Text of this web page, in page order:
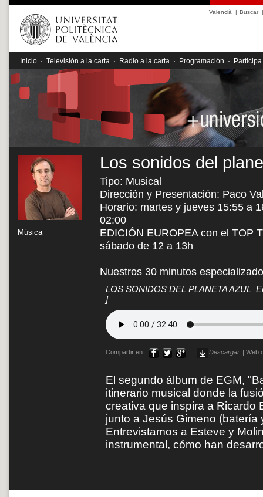
Valencià | Buscar|
Inicio · Televisión a la carta · Radio a la carta · Programación · Participa
Música
Los sonidos del
Tipo: Musical
Dirección y Presentación: Paco
Horario: martes y jueves 15:55 a
02:00
EDICIÓN EUROPEA con el TOP
sábado de 12 a 13h
Nuestros 30 minutos
LOS SONIDOS DEL PLANETA
]
Compartir en Descargar Web
El segundo álbum de EGM,
itinerario musical donde la
creativa que inspira a Ricardo
junto a Jesús Gimeno
Entrevistamos a Esteve y
instrumental, cómo han